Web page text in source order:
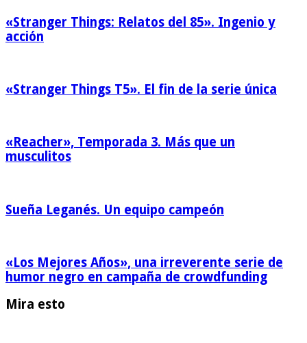
«Stranger Things: Relatos del 85». Ingenio y
acción
«Stranger Things T5». El fin de la serie única
«Reacher», Temporada 3. Más que un
musculitos
Sueña Leganés. Un equipo campeón
«Los Mejores Años», una irreverente serie de
humor negro en campaña de crowdfunding
Mira esto